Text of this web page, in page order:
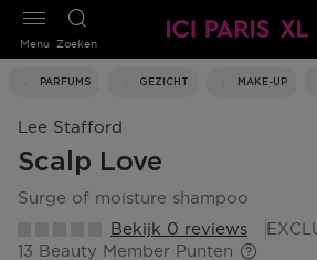
Zoeken
PARFUMS GEZICHT MAKE-UP
Menu
Lee Stafford
Scalp Love
surge of moisture shampoo
Bekijk 0 reviews
13 Beauty Member Punten